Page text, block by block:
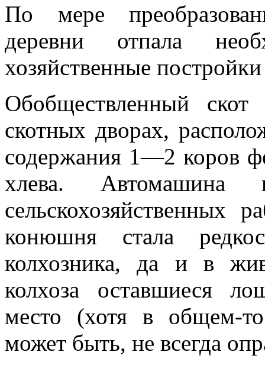
По мере
деревни от­пала
хозяйственные
Обобществленный
скотных дворах,
содержания 1—2 коров
хлева.
сельскохозяйственных
конюшня стала
колхозника, да и в
колхоза оставшиеся
место (хотя в общем-
может быть, не всегда